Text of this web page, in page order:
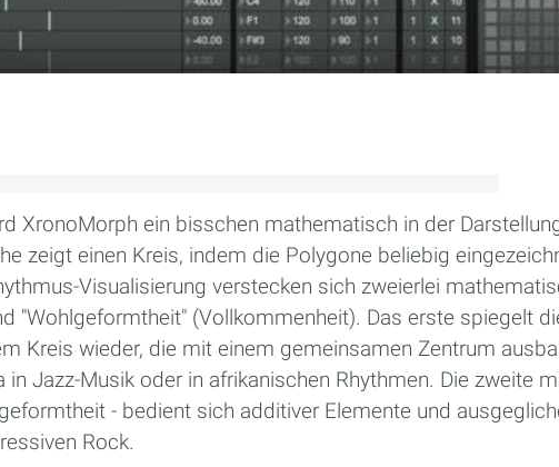
XronoMorph ein bisschen mathematisch in der
zeigt einen Kreis, indem die Polygone beliebig
Visualisierung verstecken sich zweierlei
"Wohlgeformtheit" (Vollkommenheit). Das erste spiegelt
Kreis wieder, die mit einem gemeinsamen Zentrum
Jazz-Musik oder in afrikanischen Rhythmen. Die zweite
- bedient sich additiver Elemente und
Rock.